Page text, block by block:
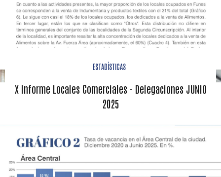
ESTADÍSTICAS
X Informe Locales Comerciales - Delegaciones JUNIO
2025